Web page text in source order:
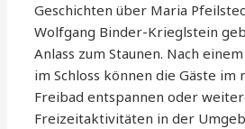
Geschichten über Maria
Wolfgang Binder-Krieglstein
Anlass zum Staunen. Nach
im Schloss können die Gäste im
Freibad entspannen oder
Freizeitaktivitäten in der